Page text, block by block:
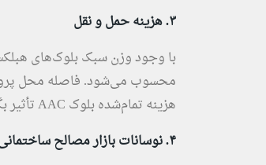
٣. هزینه حمل و نقل
با وجود وزن سبک بلوک‌های
محسوب می‌شود. فاصله محل
هزینه تمام‌شده بلوک AAC تأثیر بگذارد.
۴. نوسانات بازار مصالح ساختمانی